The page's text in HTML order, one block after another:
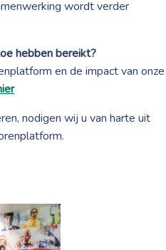
wordt verder
hebben bereikt?
en de impact van onze
nodigen wij u van harte uit